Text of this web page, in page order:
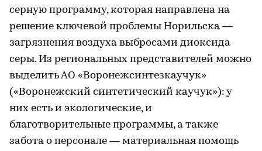
серную программу, которая направлена на
решение ключевой проблемы Норильска —
загрязнения воздуха выбросами диоксида
серы. Из региональных представителей можно
выделить АО «Воронежсинтезкаучук»
(«Воронежский синтетический каучук»): у
них есть и экологические, и
благотворительные программы, а также
забота о персонале — материальная помощь